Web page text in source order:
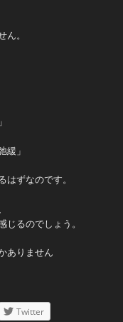
ん。
緩」
はずなのです。
じるのでしょう。
ありません
Twitter